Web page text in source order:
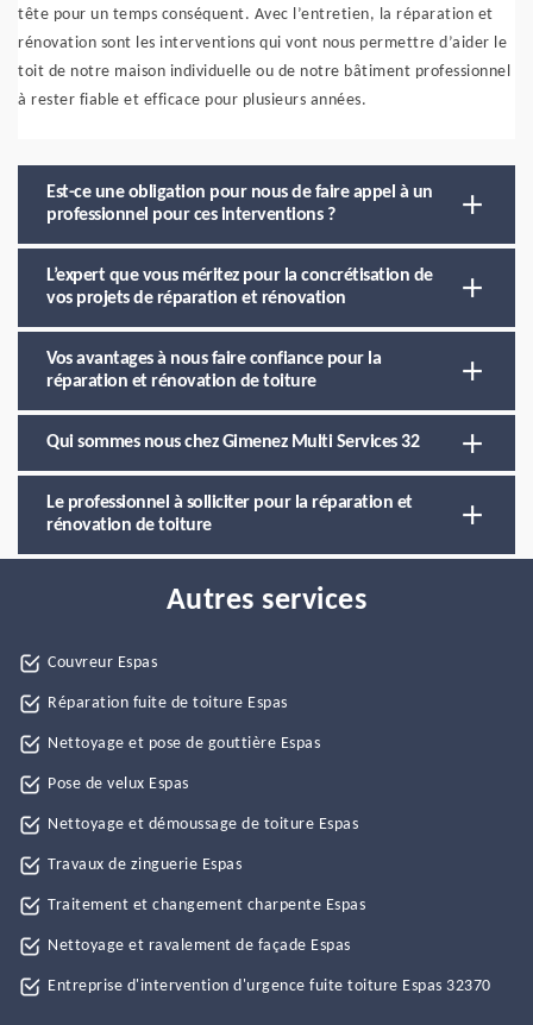
tête pour un temps conséquent. Avec l’entretien, la réparation et
rénovation sont les interventions qui vont nous permettre d’aider le
toit de notre maison individuelle ou de notre bâtiment professionnel
à rester fiable et efficace pour plusieurs années.
Est-ce une obligation pour nous de faire appel à un
professionnel pour ces interventions ?
L’expert que vous méritez pour la concrétisation de
vos projets de réparation et rénovation
Vos avantages à nous faire confiance pour la
réparation et rénovation de toiture
Qui sommes nous chez Gimenez Multi Services 32
Le professionnel à solliciter pour la réparation et
rénovation de toiture
Autres services
Couvreur Espas
Réparation fuite de toiture Espas
Nettoyage et pose de gouttière Espas
Pose de velux Espas
Nettoyage et démoussage de toiture Espas
Travaux de zinguerie Espas
Traitement et changement charpente Espas
Nettoyage et ravalement de façade Espas
Entreprise d'intervention d'urgence fuite toiture Espas 32370